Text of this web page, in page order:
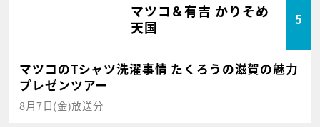
マツコ＆有吉 かりそめ
天国
5
マツコのTシャツ洗濯事情 たくろうの滋賀の魅力
プレゼンツアー
8月7日(金)放送分